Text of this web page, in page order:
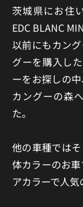
茨城県にお住
EDC BLANC
以前にもカン
グーを購入し
ーをお探しの
カングーの森
た。
他の車種では
体カラーのお
アカラーで人気